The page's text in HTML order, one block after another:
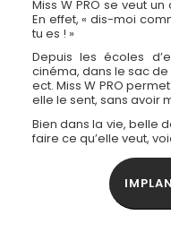
Miss W PRO se veut
En effet, « dis-moi
tu es ! »
Depuis les écoles
cinéma, dans le sac
ect. Miss W PRO
elle le sent, sans avoir
Bien dans la vie, belle
faire ce qu’elle veut,